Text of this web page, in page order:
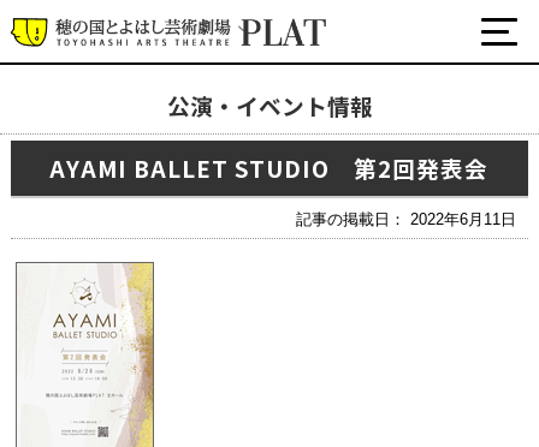
公式SNS
公演・イベント情報
AYAMI BALLET STUDIO 第2回発表会
記事の掲載日： 2022年6月11日
最新の公演・イベント情報
演劇・ダンス・音楽など
イベント
プラットについて
チケット・座席表・鑑賞サポートなど